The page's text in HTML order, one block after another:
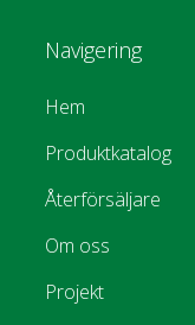
Navigering
Hem
Produktkatalog
Återförsäljare
Om oss
Projekt